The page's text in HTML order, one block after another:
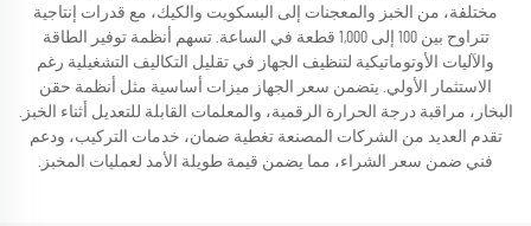
مختلفة، من الخبز والمعجنات إلى البسكويت والكيك، مع قدرات إنتاجية
تتراوح بين 100 إلى 1,000 قطعة في الساعة. تسهم أنظمة توفير الطاقة
والآليات الأوتوماتيكية لتنظيف الجهاز في تقليل التكاليف التشغيلية رغم
الاستثمار الأولي. يتضمن سعر الجهاز ميزات أساسية مثل أنظمة حقن
البخار، مراقبة درجة الحرارة الرقمية، والمعلمات القابلة للتعديل أثناء الخبز.
تقدم العديد من الشركات المصنعة تغطية ضمان، خدمات التركيب، ودعم
فني ضمن سعر الشراء، مما يضمن قيمة طويلة الأمد لعمليات المخبز.